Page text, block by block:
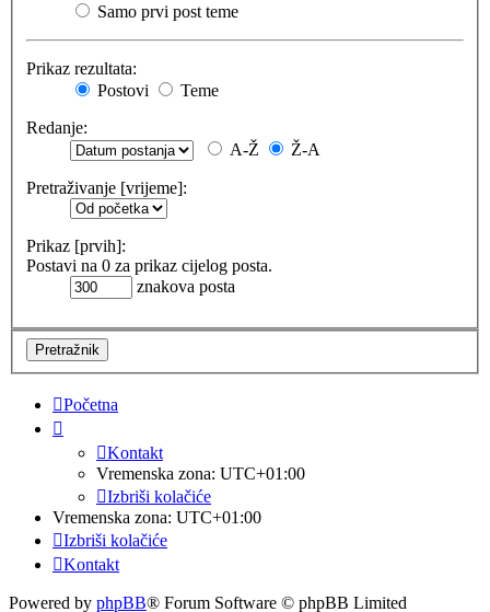
Samo prvi post teme
Prikaz rezultata:
Postovi
Teme
Redanje:
A-Ž
Ž-A
Pretraživanje [vrijeme]:
Prikaz [prvih]:
Postavi na 0 za prikaz cijelog posta.
znakova posta
Početna
Kontakt
Vremenska zona: UTC+01:00
Izbriši kolačiće
Vremenska zona: UTC+01:00
Izbriši kolačiće
Kontakt
Powered by phpBB® Forum Software © phpBB Limited